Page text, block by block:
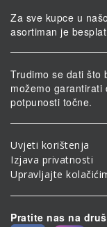
Za sve kupce u
asortiman je
Trudimo se dati što
možemo garantirati
potpunosti točne.
Uvjeti korištenja
Izjava privatnosti
Upravljajte
Pratite nas na